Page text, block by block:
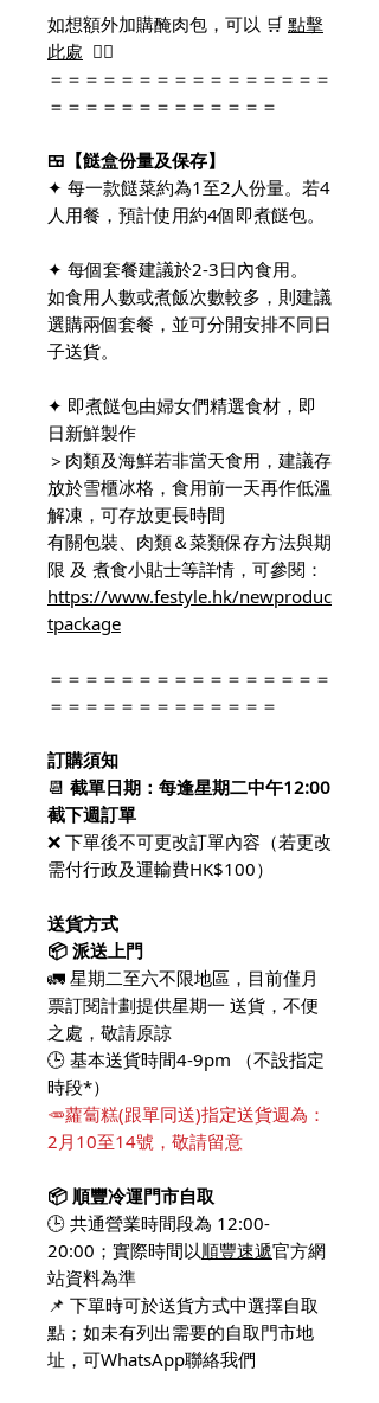
如想額外加購醃肉包，可以 🛒 點擊
此處 👈🏻
＝＝＝＝＝＝＝＝＝＝＝＝＝＝＝＝
＝＝＝＝＝＝＝＝＝＝＝＝＝
🍱【餸盒份量及保存】
✦ 每一款餸菜約為1至2人份量。若4
人用餐，預計使用約4個即煮餸包。
✦ 每個套餐建議於2-3日內食用。
如食用人數或煮飯次數較多，則建議
選購兩個套餐，並可分開安排不同日
子送貨。
✦ 即煮餸包由婦女們精選食材，即
日新鮮製作
＞肉類及海鮮若非當天食用，建議存
放於雪櫃冰格，食用前一天再作低溫
解凍，可存放更長時間
有關包裝、肉類＆菜類保存方法與期
限 及 煮食小貼士等詳情，可參閱：
https://www.festyle.hk/newproduc
tpackage
＝＝＝＝＝＝＝＝＝＝＝＝＝＝＝＝
＝＝＝＝＝＝＝＝＝＝＝＝＝
訂購須知
📆 截單日期： 每逢星期二中午12:00
截下週訂單
❌ 下單後不可更改訂單內容（若更改
需付行政及運輸費HK$100）
送貨方式
📦 派送上門
🚛 星期二至六不限地區，目前僅月
票訂閱計劃提供星期一 送貨，不便
之處，敬請原諒
🕒 基本送貨時間4-9pm （不設指定
時段*）
🥕蘿蔔糕(跟單同送)指定送貨週為：
2月10至14號，敬請留意
📦 順豐冷運門市自取
🕒 共通營業時間段為 12:00-
20:00；實際時間以順豐速遞官方網
站資料為準
📌 下單時可於送貨方式中選擇自取
點；如未有列出需要的自取門市地
址，可WhatsApp聯絡我們